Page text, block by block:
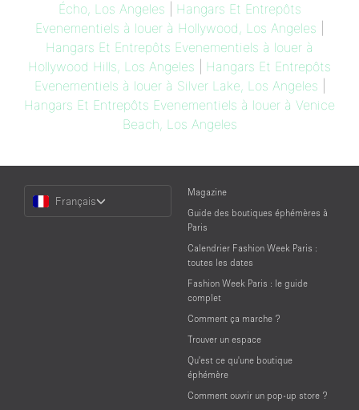
Écho, Los Angeles
Hangars Et Entrepôts
Evenementiels à louer à Hollywood, Los Angeles
Hangars Et Entrepôts Evenementiels à louer à
Hollywood Hills, Los Angeles
Hangars Et Entrepôts
Evenementiels à louer à Silver Lake, Los Angeles
Hangars Et Entrepôts Evenementiels à louer à Venice
Beach, Los Angeles
Language
Français
Magazine
Guide des boutiques éphémères à
Paris
Calendrier Fashion Week Paris :
toutes les dates
Fashion Week Paris : le guide
complet
Comment ça marche ?
Trouver un espace
Qu'est ce qu'une boutique
éphémère
Comment ouvrir un pop-up store ?